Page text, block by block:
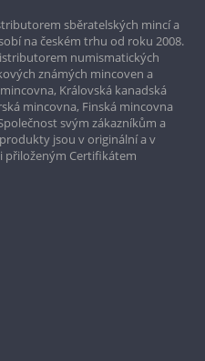
sběratelských mincí a
na českém trhu od roku 2008.
numismatických
známých mincoven a
Královská kanadská
mincovna, Finská mincovna
svým zákazníkům a
jsou v originální a v
přiloženým Certifikátem